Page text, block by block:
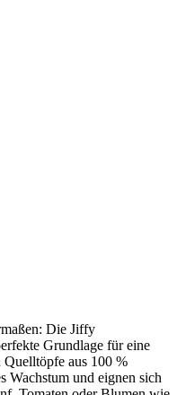
Die Jiffy
Grundlage für eine
aus 100 %
Wachstum und eignen sich